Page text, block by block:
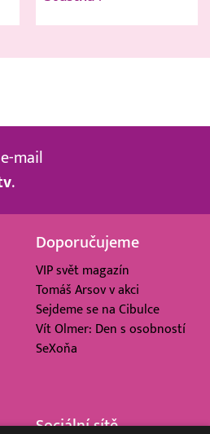
mail
.
Doporučujeme
VIP svět magazín
Tomáš Arsov v akci
Sejdeme se na Cibulce
Vít Olmer: Den s osobností
SeXoňa
Sociální sítě